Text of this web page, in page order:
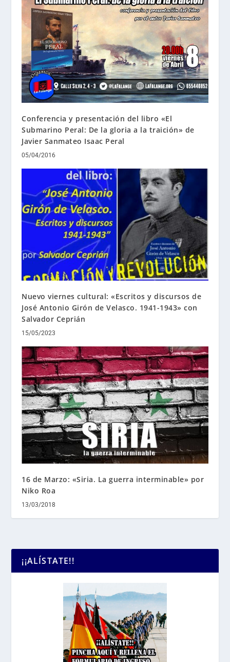
Conferencia y presentación del libro «El
Submarino Peral: De la gloria a la traición» de
Javier Sanmateo Isaac Peral
05/04/2016
Nuevo viernes cultural: «Escritos y discursos de
José Antonio Girón de Velasco. 1941-1943» con
Salvador Ceprián
15/05/2023
16 de Marzo: «Siria. La guerra interminable» por
Niko Roa
13/03/2018
¡¡ALÍSTATE!!